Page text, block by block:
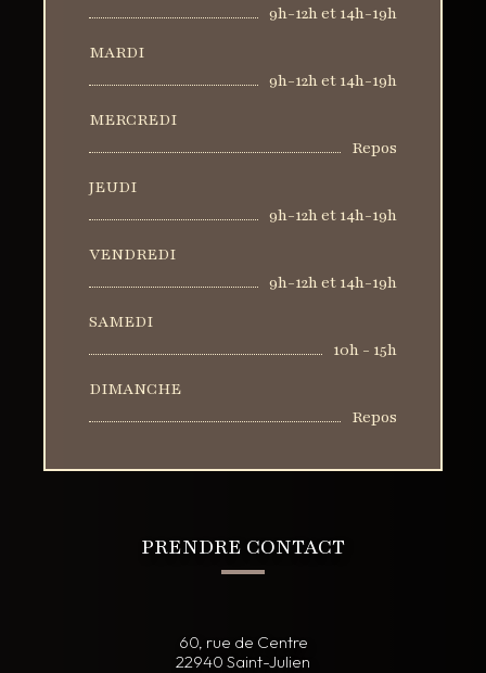
9h-12h et 14h-19h
MARDI
9h-12h et 14h-19h
MERCREDI
Repos
JEUDI
9h-12h et 14h-19h
VENDREDI
9h-12h et 14h-19h
SAMEDI
10h - 15h
DIMANCHE
Repos
PRENDRE CONTACT
60, rue de Centre
22940 Saint-Julien